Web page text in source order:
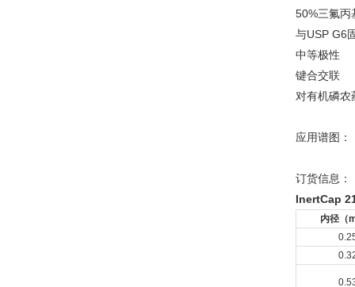
50%三氟丙
与USP G6
中等极性
键合交联
对有机磷农
应用谱图：
订货信息：
InertCap
内径（